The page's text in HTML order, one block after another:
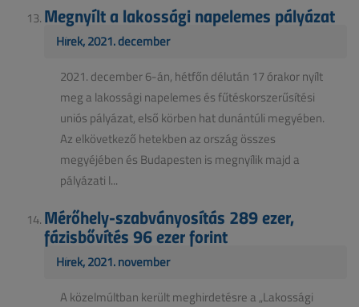
Megnyílt a lakossági napelemes pályázat
Hírek, 2021. december
2021. december 6-án, hétfőn délután 17 órakor nyílt
meg a lakossági napelemes és fűtéskorszerűsítési
uniós pályázat, első körben hat dunántúli megyében.
Az elkövetkező hetekben az ország összes
megyéjében és Budapesten is megnyílik majd a
pályázati l...
Mérőhely-szabványosítás 289 ezer,
fázisbővítés 96 ezer forint
Hírek, 2021. november
A közelmúltban került meghirdetésre a „Lakossági